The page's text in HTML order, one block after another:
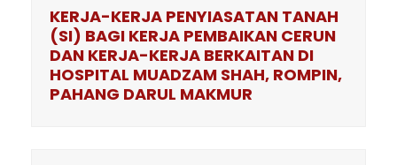
KERJA-KERJA PENYIASATAN TANAH
(SI) BAGI KERJA PEMBAIKAN CERUN
DAN KERJA-KERJA BERKAITAN DI
HOSPITAL MUADZAM SHAH, ROMPIN,
PAHANG DARUL MAKMUR